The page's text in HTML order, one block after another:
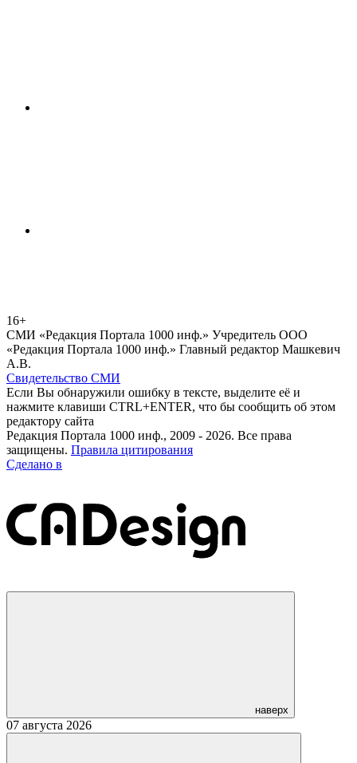
16+
СМИ «Редакция Портала 1000 инф.» Учредитель ООО
«Редакция Портала 1000 инф.» Главный редактор Машкевич
А.В.
Свидетельство СМИ
Если Вы обнаружили ошибку в тексте, выделите её и
нажмите клавиши CTRL+ENTER, что бы сообщить об этом
редактору сайта
Редакция Портала 1000 инф., 2009 - 2026. Все права
защищены. Правила цитирования
Сделано в
наверх
07 августа 2026